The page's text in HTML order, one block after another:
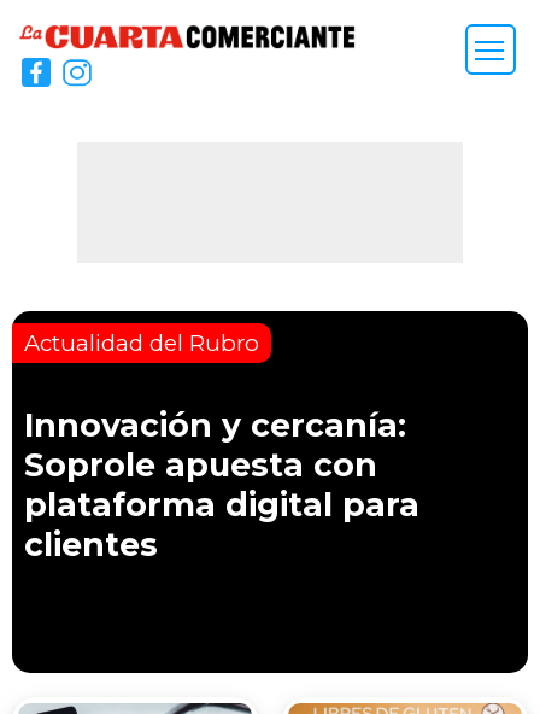
Actualidad del Rubro
Innovación y cercanía:
Soprole apuesta con
plataforma digital para
clientes